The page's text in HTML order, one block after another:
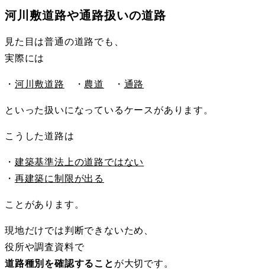
河川敷道路や通路扱いの道路
見た目は普通の道路でも、
実際には
・ 河川敷道路 ・ 農道 ・ 通路
といった扱いになっているケースがあります。
こうした道路は
・ 建築基準法上の道路ではない
・ 再建築に制限が出る
ことがあります。
現地だけでは判断できないため、
役所や調査資料で
道路種別を確認すること が大切です。